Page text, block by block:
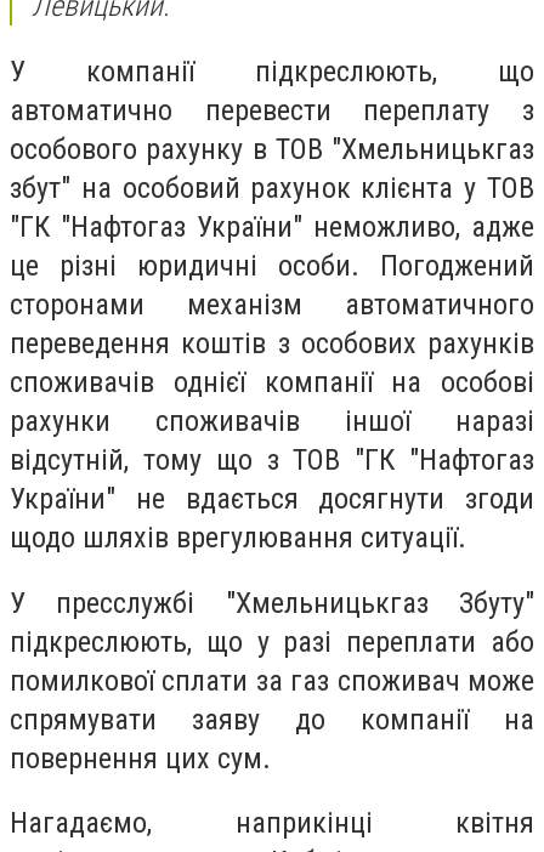
У компанії підкреслюють, що
автоматично перевести переплату з
особового рахунку в ТОВ "Хмельницькгаз
збут" на особовий рахунок клієнта у ТОВ
"ГК "Нафтогаз України" неможливо, адже
це різні юридичні особи. Погоджений
сторонами механізм автоматичного
переведення коштів з особових рахунків
споживачів однієї компанії на особові
рахунки споживачів іншої наразі
відсутній, тому що з ТОВ "ГК "Нафтогаз
України" не вдається досягнути згоди
щодо шляхів врегулювання ситуації.
У пресслужбі "Хмельницькгаз Збуту"
підкреслюють, що у разі переплати або
помилкової сплати за газ споживач може
спрямувати заяву до компанії на
повернення цих сум.
Нагадаємо, наприкінці квітня